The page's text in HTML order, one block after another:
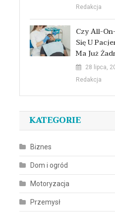
Redakcja
Czy All-
Się U
Ma Już
28 lipca,
Redakcja
KATEGORIE
Biznes
Dom i ogród
Motoryzacja
Przemysł